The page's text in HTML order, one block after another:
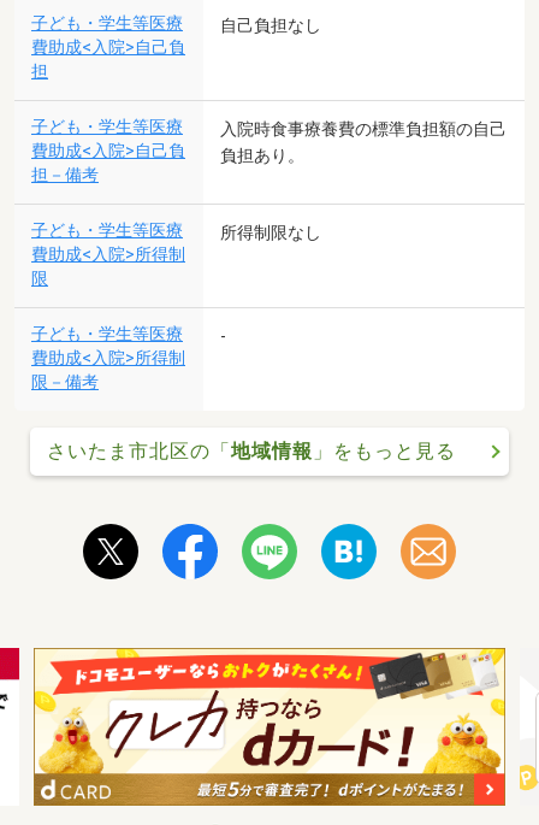
子ども・学生等医療
費助成<入院>自己負
担
自己負担なし
子ども・学生等医療
費助成<入院>自己負
担－備考
入院時食事療養費の標準負担額の自己
負担あり。
子ども・学生等医療
費助成<入院>所得制
限
所得制限なし
子ども・学生等医療
費助成<入院>所得制
限－備考
-
さいたま市北区の「地域情報 」をもっと見る